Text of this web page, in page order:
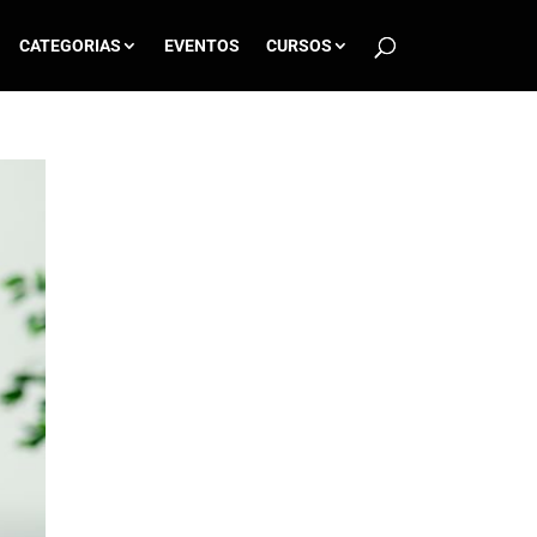
CATEGORIAS EVENTOS CURSOS